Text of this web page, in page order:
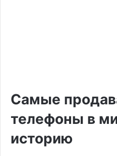
Самые
телефоны в
историю